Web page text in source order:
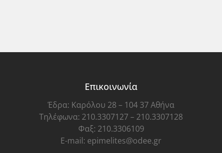
Επικοινωνία
Έδρα: Καρόλου 28 – 104 37 Αθήνα
Τηλέφωνα: 210.3307127 – 210.3307128
Φαξ: 210.3306109
E-mail: epimelites@odee.gr